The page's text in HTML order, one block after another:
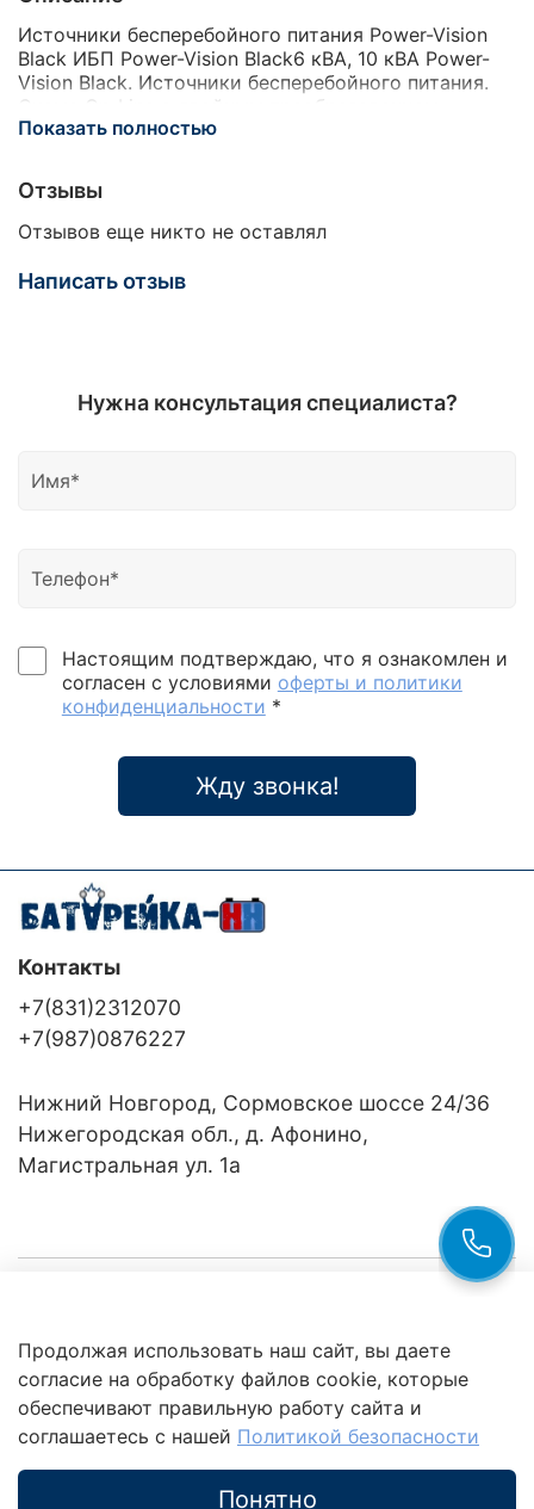
Источники бесперебойного питания Power-Vision
Black ИБП Power-Vision Black6 кВА, 10 кВА Power-
Vision Black. Источники бесперебойного питания.
Схема On-Line с двойным преобразованием
напряжения и изолирующим трансформатором. 1ф
зарекомендовавшей себя серии Power-Vision. Для
защиты вычислительного оборудования,
компьютерных залов, офисов небольших
организаций и другой нагрузки, предъявляющей
повышенные требования к бесперебойности
электропитания, качеству напряжения и его форме.
Vision. Она имеет схему On-Line с двойным
преобразованием напряжения и изолирующий
(классическая) выпускалась с 1998 года снискала
"неубиваемой", т.е. устойчиво работала как при
эксплуатирующего персонала. Разумеется,
прогресс не стоит на месте и номенклатура
комплектующих изделий за последние 13 лет
необходимости внесения конструктивных
изменений в устройство. Так появилась модель
Power-Vision Black. ИБП Power-Vision Black 10 кВА
трансформатор,аккумуляторные батареи снизу в
Показать полностью
Отзывы
Отзывов еще никто не оставлял
Написать отзыв
Нужна консультация специалиста?
Настоящим подтверждаю, что я ознакомлен и
согласен с условиями оферты и политики
конфиденциальности *
Жду звонка!
Клиентам
Это интересно
Контакты
+7(831)2312070
+7(987)0876227
Нижний Новгород, Сормовское шоссе 24/36
Нижегородская обл., д. Афонино,
Магистральная ул. 1а
Продолжая использовать наш сайт, вы даете
согласие на обработку файлов cookie, которые
обеспечивают правильную работу сайта и
соглашаетесь с нашей Политикой безопасности
Понятно
обработки